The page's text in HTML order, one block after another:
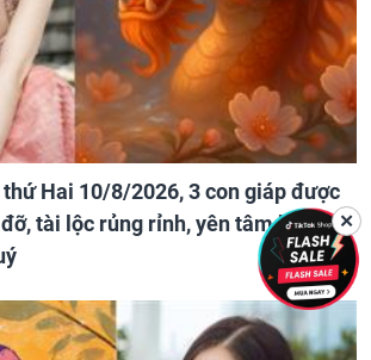
Hai 10/8/2026, 3 con giáp được
tài lộc rủng rỉnh, yên tâm hưởng ✕